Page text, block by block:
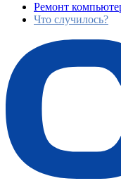
Ремонт
Что случилось?